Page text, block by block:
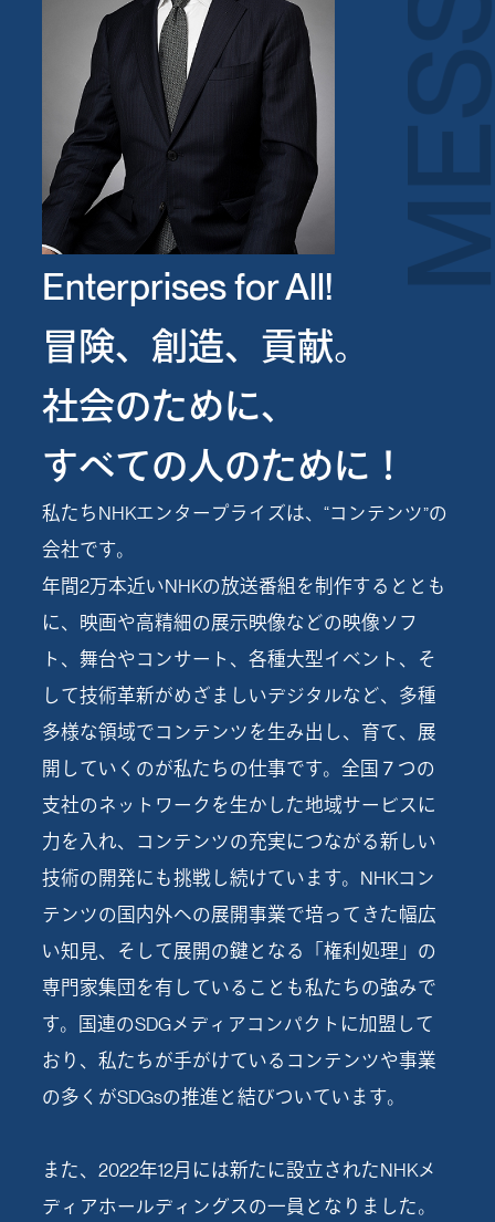
Enterprises for All!
冒険、創造、貢献。
社会のために、
すべての人のために！
私たちNHKエンタープライズは、“コンテンツ”の
会社です。
年間2万本近いNHKの放送番組を制作するととも
に、映画や高精細の展示映像などの映像ソフ
ト、舞台やコンサート、各種大型イベント、そ
して技術革新がめざましいデジタルなど、多種
多様な領域でコンテンツを生み出し、育て、展
開していくのが私たちの仕事です。全国７つの
支社のネットワークを生かした地域サービスに
力を入れ、コンテンツの充実につながる新しい
技術の開発にも挑戦し続けています。NHKコン
テンツの国内外への展開事業で培ってきた幅広
い知見、そして展開の鍵となる「権利処理」の
専門家集団を有していることも私たちの強みで
す。国連のSDGメディアコンパクトに加盟して
おり、私たちが手がけているコンテンツや事業
の多くがSDGsの推進と結びついています。
また、2022年12月には新たに設立されたNHKメ
ディアホールディングスの一員となりました。